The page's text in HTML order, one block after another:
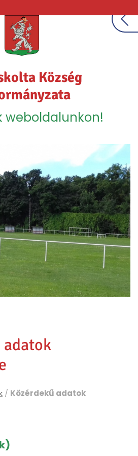
Község
weboldalunkon!
adatok
/ Közérdekű adatok